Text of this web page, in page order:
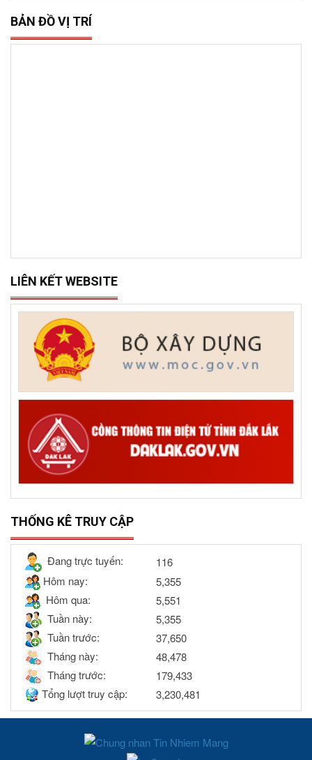
LIÊN KẾT WEBSITE
THỐNG KÊ TRUY CẬP
Đang trực tuyến:
116
Hôm nay:
5,355
Hôm qua:
5,551
Tuần này:
5,355
Tuần trước:
37,650
Tháng này:
Tháng trước: